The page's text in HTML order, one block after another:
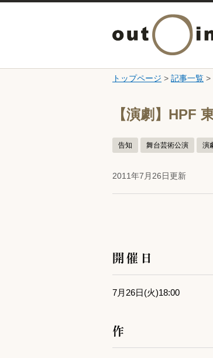
トップページ > 記事一覧 >
【演劇】HPF
告知 舞台芸術公演 演
2011年7月26日更新
開催日
7月26日(火)18:00
作